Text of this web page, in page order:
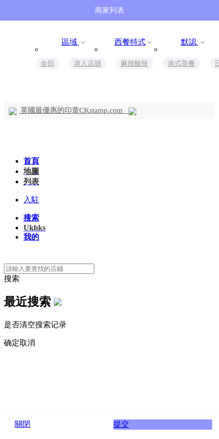
商家列表
區域 西餐特式 默認
全部 港人店舖 麻辣酸辣 港式茶餐
英國最優惠的印章CKstamp.com
首頁
地圖
列表
入駐
搜索
Ukhks
我的
關閉 提交
搜索
最近搜索
是否清空搜索记录
确定取消